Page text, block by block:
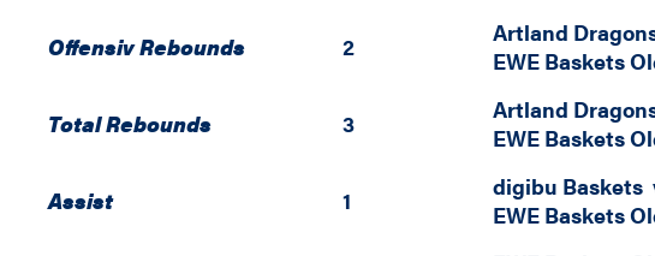
Offensiv Rebounds 2 Artland
EWE Baskets
Total Rebounds 3 Artland
EWE Baskets
Assist 1 digibu Baskets
EWE Baskets